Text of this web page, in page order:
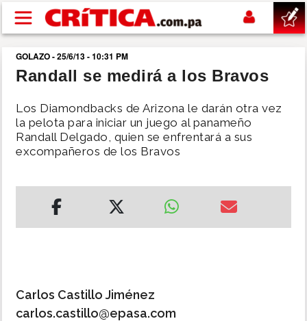
Pasar al contenido principal
buscar
NACIONAL
MUNDO
GOLAZO - 25/6/13 - 10:31 PM
Randall se medirá a los Bravos
Los Diamondbacks de Arizona le darán otra vez
la pelota para iniciar un juego al panameño
Randall Delgado, quien se enfrentará a sus
excompañeros de los Bravos
Carlos Castillo Jiménez
carlos.castillo@epasa.com